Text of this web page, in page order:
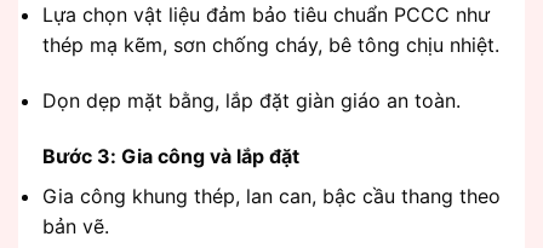
Lựa chọn vật liệu đảm bảo tiêu chuẩn PCCC như
thép mạ kẽm, sơn chống cháy, bê tông chịu nhiệt.
Dọn dẹp mặt bằng, lắp đặt giàn giáo an toàn.
Bước 3: Gia công và lắp đặt
Gia công khung thép, lan can, bậc cầu thang theo
bản vẽ.